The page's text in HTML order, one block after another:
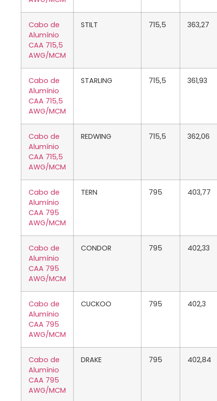
Cabo de
Alumínio
CAA 715,5
AWG/MCM
STILT 715,5 363,27
Cabo de
Alumínio
CAA 715,5
AWG/MCM
STARLING 715,5 361,93
Cabo de
Alumínio
CAA 715,5
AWG/MCM
REDWING 715,5 362,06
Cabo de
Alumínio
CAA 795
AWG/MCM
TERN 795 403,77
Cabo de
Alumínio
CAA 795
AWG/MCM
CONDOR 795 402,33
Cabo de
Alumínio
CAA 795
AWG/MCM
CUCKOO 795 402,3
Cabo de
Alumínio
CAA 795
AWG/MCM
DRAKE 795 402,84